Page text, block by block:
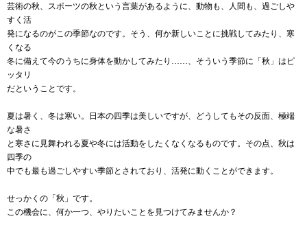
芸術の秋、スポーツの秋という言葉があるように、動物も、人間も、過ごしや
すく活
発になるのがこの季節なのです。そう、何か新しいことに挑戦してみたり、寒
くなる
冬に備えて今のうちに身体を動かしてみたり……、そういう季節に「秋」はピ
ッタリ
だということです。
夏は暑く、冬は寒い。日本の四季は美しいですが、どうしてもその反面、極端
な暑さ
と寒さに見舞われる夏や冬には活動をしたくなくなるものです。その点、秋は
四季の
中でも最も過ごしやすい季節とされており、活発に動くことができます。
せっかくの「秋」です。
この機会に、何か一つ、やりたいことを見つけてみませんか？